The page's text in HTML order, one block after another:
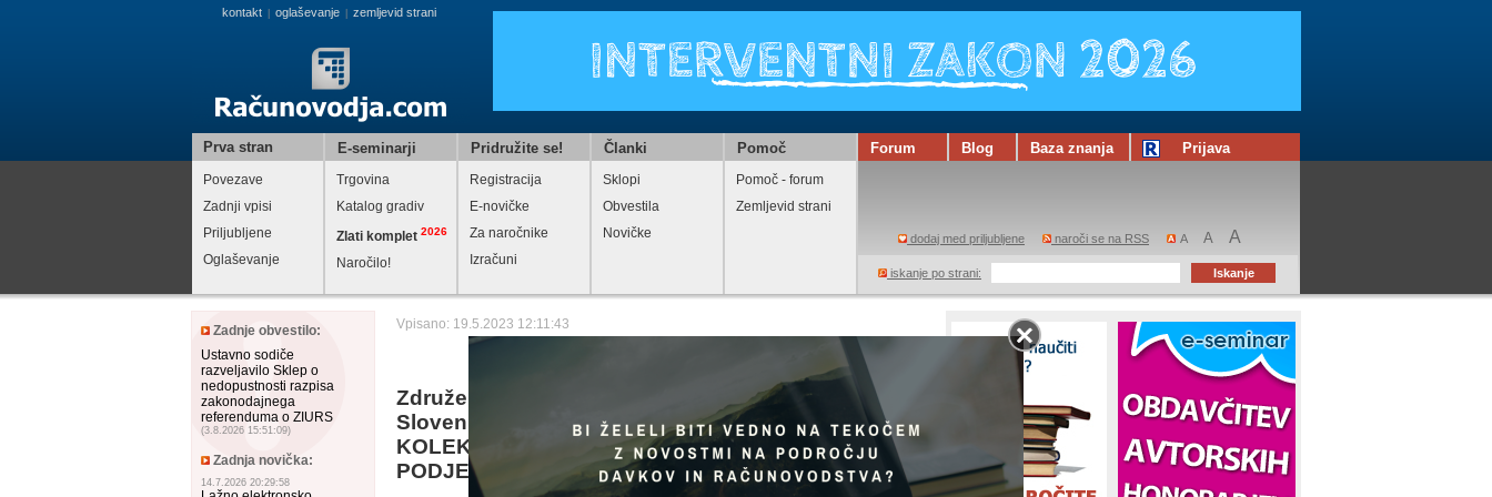
kontakt oglaševanje zemljevid strani
Prva stran E-seminarji Pridružite se! Članki Pomoč Forum Blog Baza znanja Prijava
Povezave
Zadnji vpisi
Priljubljene
Oglaševanje
Trgovina
Katalog gradiv
Zlati komplet 2026
Naročilo!
Registracija
E-novičke
Za naročnike
Izračuni
Sklopi
Obvestila
Novičke
Pomoč - forum
Zemljevid strani
dodaj med priljubljene naroči se na RSS A A A
iskanje po strani:
Zadnje obvestilo:
Ustavno sodiče
razveljavilo Sklep o
nedopustnosti razpisa
zakonodajnega
referenduma o ZIURS
(3.8.2026 15:51:09)
Zadnja novička:
14.7.2026 20:29:58
Vpisano: 19.5.2023 12:11:43
Združenje delodajalcev obrti in podjetnikov
Slovenije (ZDOPS) vabi na spletno predstavitev nove
KOLEKTIVNE POGODBE ZA OBRT IN
PODJETNIŠTVO